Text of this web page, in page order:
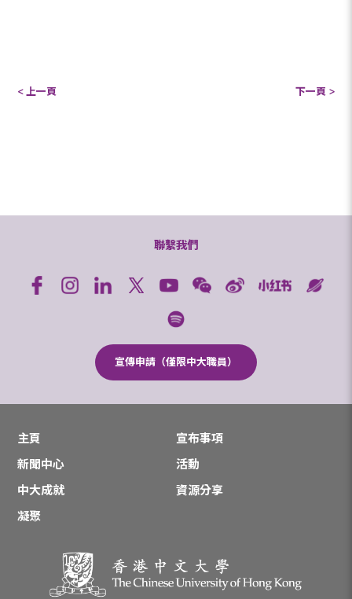
< 上一頁 下一頁 >
聯繫我們
宣傳申請（僅限中大職員）
主頁
宣布事項
新聞中心
活動
中大成就
資源分享
凝聚